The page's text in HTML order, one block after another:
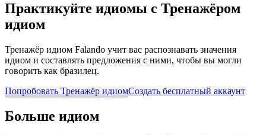
Практикуйте идиомы с Тренажёром
идиом
Тренажёр идиом Falando учит вас распознавать значения
идиом и составлять предложения с ними, чтобы вы могли
говорить как бразилец.
Попробовать Тренажёр идиомСоздать бесплатный аккаунт
Больше идиом